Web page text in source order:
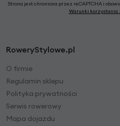
Strona jest chroniona przez reCAPTCHA i
Warunki korzystania
RoweryStylowe.pl
O firmie
Regulamin sklepu
Polityka prywatności
Serwis rowerowy
Mapa dojazdu